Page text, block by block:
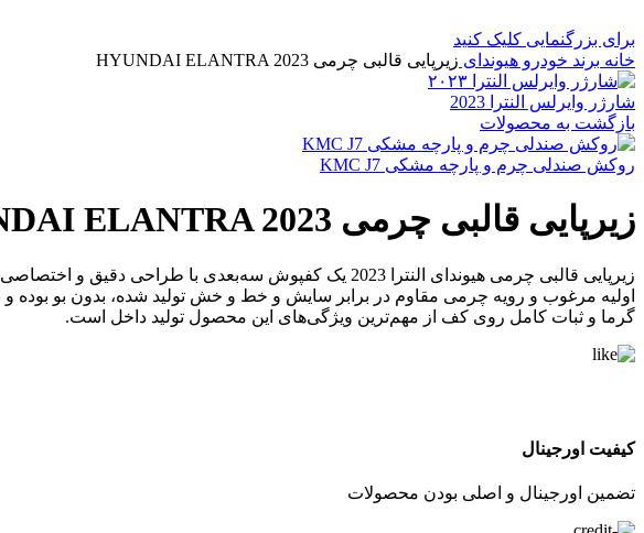
برای بزرگنمایی کلیک کنید
خانه برند خودرو هیوندای زیرپایی قالبی چرمی HYUNDAI ELANTRA 2023
شارژر وایرلس النترا 2023
بازگشت به محصولات
روکش صندلی چرم و پارچه مشکی KMC J7
زیرپایی قالبی چرمی HYUNDAI ELANTRA 2023
زیرپایی قالبی چرمی هیوندای النترا 2023 یک کفپوش
اولیه مرغوب و رویه چرمی مقاوم در برابر سایش و خط و خش تولید شده، بدون بو
گرما و ثبات کامل روی کف از مهم‌ترین ویژگی‌های این محصول تولید داخل است.
کیفیت اورجینال
تضمین اورجینال و اصلی بودن محصولات